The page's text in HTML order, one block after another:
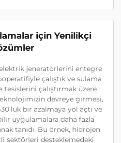
için Yenilikçi
jeneratörlerini entegre
çalıştık ve sulama
çalıştırmak üzere
devreye girmesi,
bir azalmaya yol açtı ve
uygulamalara daha fazla
tanıdı. Bu örnek, hidrojen
sektörleri desteklemedeki